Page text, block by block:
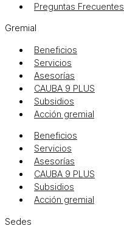
Preguntas Frecuentes
Gremial
Beneficios
Servicios
Asesorías
CAUBA 9 PLUS
Subsidios
Acción gremial
Beneficios
Servicios
Asesorías
CAUBA 9 PLUS
Subsidios
Acción gremial
Sedes